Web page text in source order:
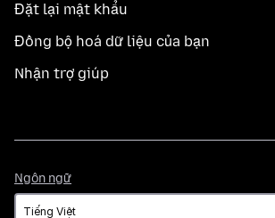
Đặt lại mật khẩu
Đồng bộ hoá dữ liệu của bạn
Nhận trợ giúp
Ngôn ngữ
ngữ